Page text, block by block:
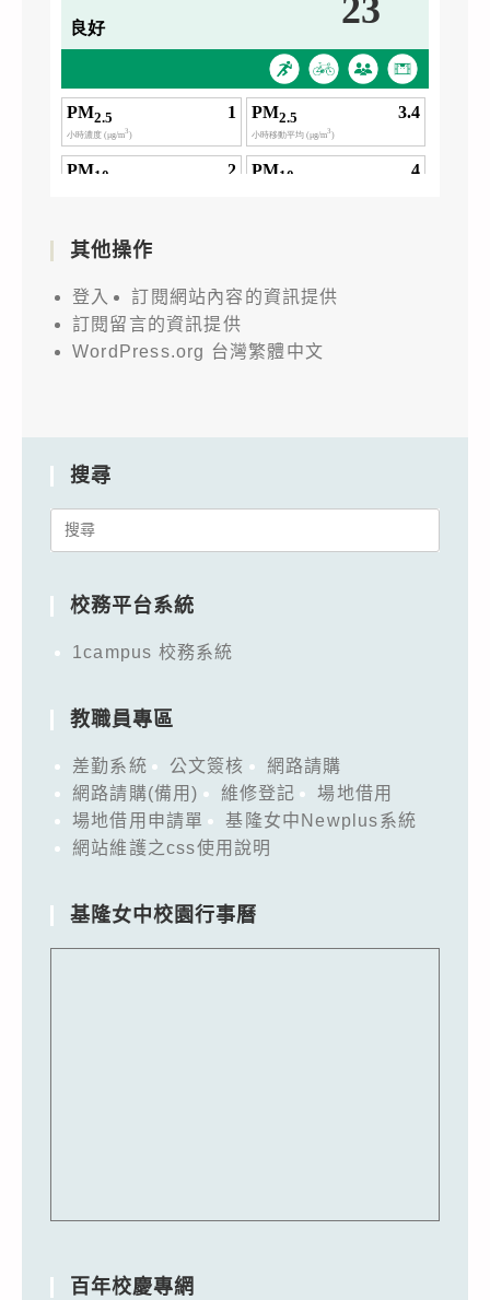
其他操作
登入
訂閱網站內容的資訊提供
訂閱留言的資訊提供
WordPress.org 台灣繁體中文
搜尋
Search
校務平台系統
1campus 校務系統
教職員專區
差勤系統 公文簽核
網路請購
網路請購(備用)
維修登記
場地借用
場地借用申請單
基隆女中Newplus系統
網站維護之css使用說明
基隆女中校園行事曆
百年校慶專網